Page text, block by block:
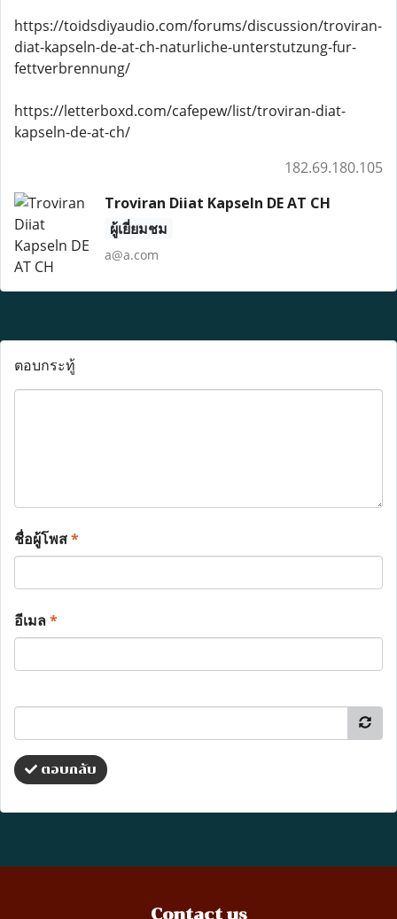
https://toidsdiyaudio.com/forums/discussion/troviran-
diat-kapseln-de-at-ch-naturliche-unterstutzung-fur-
fettverbrennung/
https://letterboxd.com/cafepew/list/troviran-diat-
kapseln-de-at-ch/
182.69.180.105
Troviran Diiat Kapseln DE AT CH
ผู้เยี่ยมชม
a@a.com
ตอบกระทู้
ชื่อผู้โพส*
อีเมล*
ตอบกลับ
Contact us